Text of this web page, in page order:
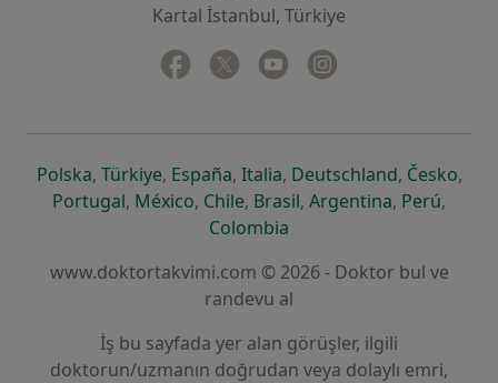
Kartal İstanbul, Türkiye
Facebook
yeni bir sekmede açılır
Twitter
yeni bir sekmede açılır
Youtube
yeni bir sekmede açılır
Polskayeni bir sekmede açılır
, Türkiyeyeni bir sekmede açılır
, Españayeni bir sekmede açılır
, Italiayeni bir sekmede açılır
, Deutschlandyeni bir
, Českoyeni
,
Portugalyeni bir sekmede açılır
, Méxicoyeni bir sekmede açılır
, Chileyeni bir sekmede açılır
, Brasilyeni bir sekmede açılır
, Argentinayeni bir
, Perúyeni
,
Colombia
www.doktortakvimi.com © 2026 - Doktor bul ve
randevu al
İş bu sayfada yer alan görüşler, ilgili
doktorun/uzmanın doğrudan veya dolaylı emri,